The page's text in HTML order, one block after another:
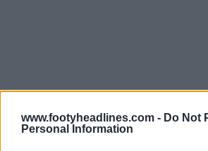
www.footyheadlines.com - Do Not
Personal Information
Rilasciata la prima maglia dell'OGC
anni di anniversario